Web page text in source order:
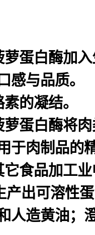
蛋白酶加
感与品质。
的凝结。
蛋白酶将
于肉制品的
食品加工
出可溶性
人造黄油；